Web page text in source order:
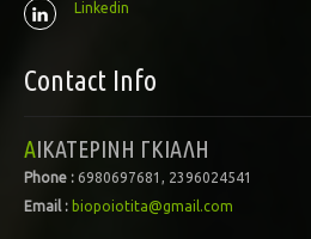
Linkedin
Contact Info
ΑΙΚΑΤΕΡΙΝΗ ΓΚΙΑΛΗ
Phone : 6980697681, 2396024541
Email : biopoiotita@gmail.com